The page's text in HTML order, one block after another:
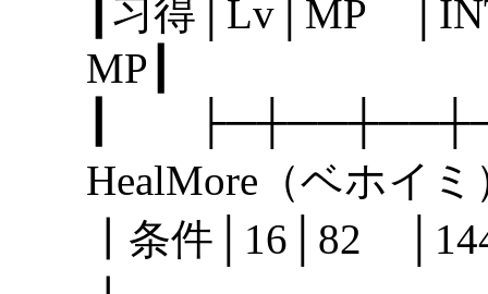
┃习得│Lv│MP
┃
HealMore（ベホイ
┃条件│16│82